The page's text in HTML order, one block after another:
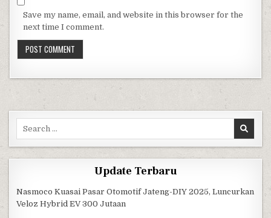
Save my name, email, and website in this browser for the
next time I comment.
Search for:
Update Terbaru
Nasmoco Kuasai Pasar Otomotif Jateng-DIY 2025, Luncurkan
Veloz Hybrid EV 300 Jutaan